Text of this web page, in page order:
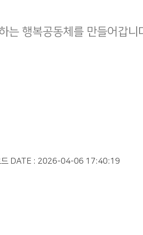
는 행복공동체를 만들어갑니
DATE : 2026-04-06 17:40:19